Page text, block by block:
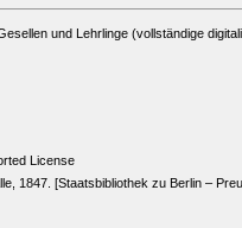
und Lehrlinge (vollständige
License
1847. [Staatsbibliothek zu Berlin –